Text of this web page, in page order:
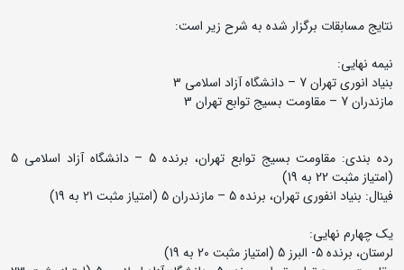
نتایج مسابقات برگزار شده به شرح زیر است:
نیمه نهایی:
بنیاد انوری تهران 7 – دانشگاه آزاد اسلامی 3
مازندران 7 – مقاومت بسیج توابع تهران 3
رده بندی: مقاومت بسیج توابع تهران، برنده 5 – دانشگاه آزاد اسلامی 5
(امتیاز مثبت 22 به 19)
فینال: بنیاد انفوری تهران، برنده 5 – مازندران 5 (امتیاز مثبت 21 به 19)
یک چهارم نهایی:
لرستان، برنده 5- البرز 5 (امتیاز مثبت 20 به 19)